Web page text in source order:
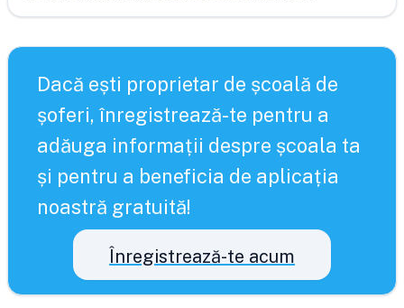
Dacă ești proprietar de școală de
șoferi, înregistrează-te pentru a
adăuga informații despre școala ta
și pentru a beneficia de aplicația
noastră gratuită!
Înregistrează-te acum